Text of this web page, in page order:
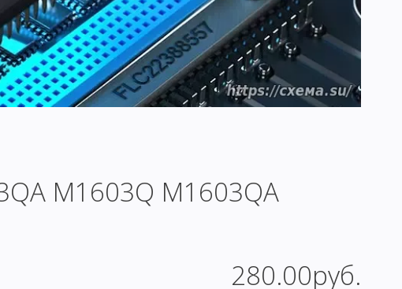
M1603Q M1603QA
280.00руб.